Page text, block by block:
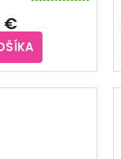
€